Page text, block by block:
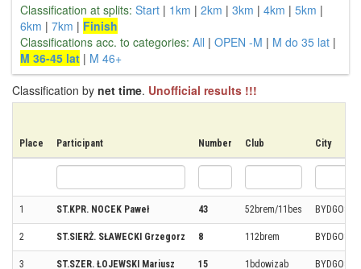
Classification at splits: Start | 1km | 2km | 3km | 4km | 5km |
6km | 7km | Finish
Classifications acc. to categories: All | OPEN -M | M do 35 lat |
M 36-45 lat | M 46+
Classification by net time. Unofficial results !!!
Place Participant Number Club City
1 ST.KPR. NOCEK Paweł 43 52brem/11bes
2 ST.SIERŻ. SŁAWECKI Grzegorz 8 112brem
3 ST.SZER. ŁOJEWSKI Mariusz 15 1bdowizab